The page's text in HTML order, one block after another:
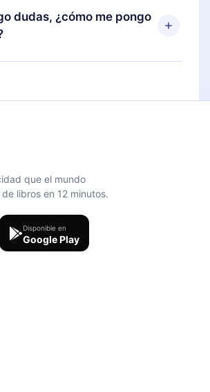
leer o escuchar tus títulos
y desafiarte con un
en cualquier momento y el
facturación no ocurrirá.
dudas, ¿cómo me pongo
contactarnos en
que el mundo
libros en 12 minutos.
Disponible en
Google Play